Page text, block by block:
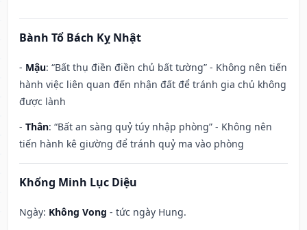
Bành Tổ Bách Kỵ Nhật
- Mậu: “Bất thụ điền điền chủ bất tường” - Không nên tiến
hành việc liên quan đến nhận đất để tránh gia chủ không
được lành
- Thân: “Bất an sàng quỷ túy nhập phòng” - Không nên
tiến hành kê giường để tránh quỷ ma vào phòng
Khổng Minh Lục Diệu
Ngày: Không Vong - tức ngày Hung.